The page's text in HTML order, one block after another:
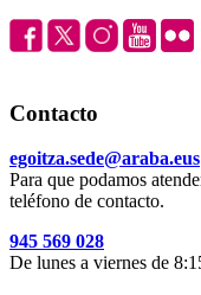
Contacto
egoitza.sede@araba.eus
Para que podamos
teléfono de contacto.
945 569 028
De lunes a viernes de